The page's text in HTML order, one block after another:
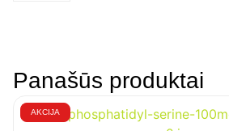
Panašūs produktai
AKCIJA